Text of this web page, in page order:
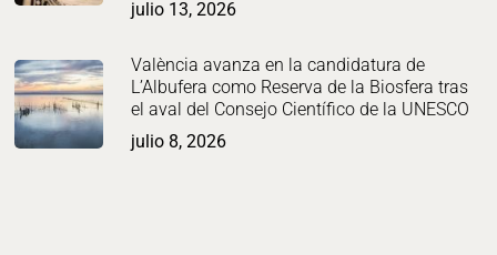
julio 13, 2026
València avanza en la candidatura de
L’Albufera como Reserva de la Biosfera tras
el aval del Consejo Científico de la UNESCO
julio 8, 2026